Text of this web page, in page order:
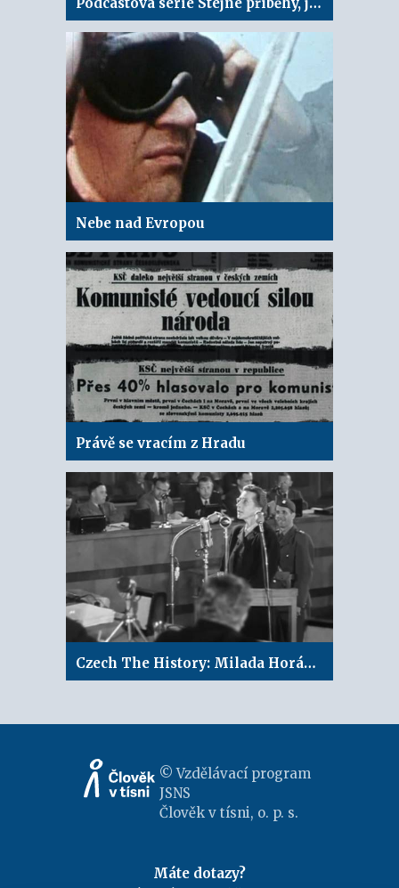
Nebe nad Evropou
Právě se vracím z Hradu
Czech The History: Milada Horáková
© Vzdělávací program
JSNS
Člověk v tísni, o. p. s.
Máte dotazy?